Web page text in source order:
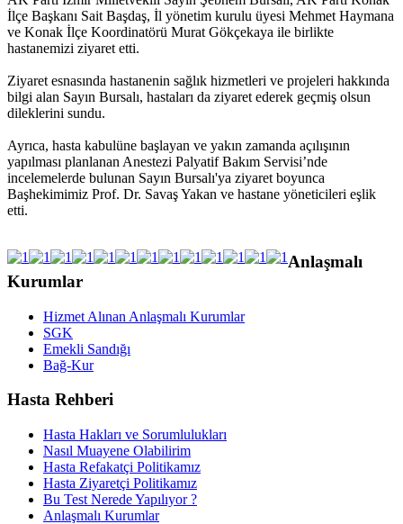
İlçe Başkanı Sait Başdaş, İl yönetim kurulu üyesi Mehmet Haymana
ve Konak İlçe Koordinatörü Murat Gökçekaya ile birlikte
hastanemizi ziyaret etti.
Ziyaret esnasında hastanenin sağlık hizmetleri ve projeleri hakkında
bilgi alan Sayın Bursalı, hastaları da ziyaret ederek geçmiş olsun
dileklerini sundu.
Ayrıca, hasta kabulüne başlayan ve yakın zamanda açılışının
yapılması planlanan Anestezi Palyatif Bakım Servisi’nde
incelemelerde bulunan Sayın Bursalı'ya ziyaret boyunca
Başhekimimiz Prof. Dr. Savaş Yakan ve hastane yöneticileri eşlik
etti.
Anlaşmalı
Kurumlar
Hizmet Alınan Anlaşmalı Kurumlar
SGK
Emekli Sandığı
Bağ-Kur
Hasta Rehberi
Hasta Hakları ve Sorumlulukları
Nasıl Muayene Olabilirim
Hasta Refakatçi Politikamız
Hasta Ziyaretçi Politikamız
Bu Test Nerede Yapılıyor ?
Anlaşmalı Kurumlar